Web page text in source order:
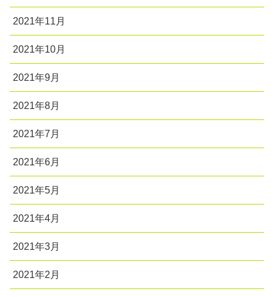
2021年11月
2021年10月
2021年9月
2021年8月
2021年7月
2021年6月
2021年5月
2021年4月
2021年3月
2021年2月